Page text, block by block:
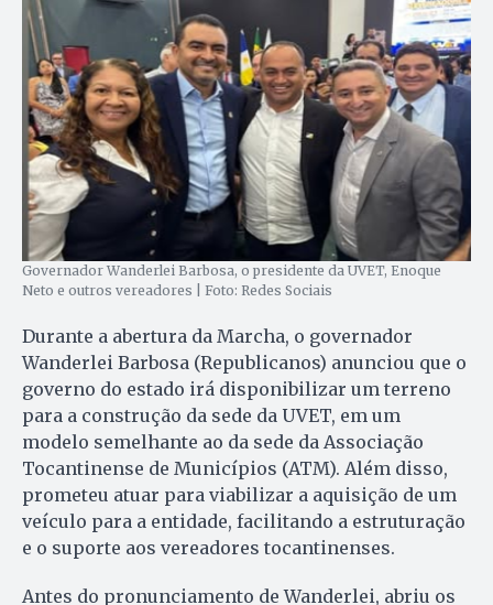
Governador Wanderlei Barbosa, o presidente da UVET, Enoque
Neto e outros vereadores | Foto: Redes Sociais
Durante a abertura da Marcha, o governador
Wanderlei Barbosa (Republicanos) anunciou que o
governo do estado irá disponibilizar um terreno
para a construção da sede da UVET, em um
modelo semelhante ao da sede da Associação
Tocantinense de Municípios (ATM). Além disso,
prometeu atuar para viabilizar a aquisição de um
veículo para a entidade, facilitando a estruturação
e o suporte aos vereadores tocantinenses.
Antes do pronunciamento de Wanderlei, abriu os